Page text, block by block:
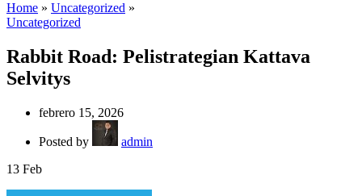
Home » Uncategorized »
Uncategorized
Rabbit Road: Pelistrategian Kattava
Selvitys
febrero 15, 2026
Posted by
admin
13 Feb